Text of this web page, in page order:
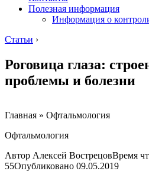
Полезная информация
Информация о
Статьи ›
Роговица глаза:
проблемы и болезни
Главная » Офтальмология
Офтальмология
Автор Алексей ВострецовВремя
55Опубликовано 09.05.2019